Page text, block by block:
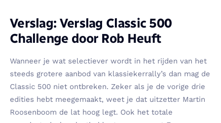
Verslag: Verslag Classic 500
Challenge door Rob Heuft
Wanneer je wat selectiever wordt in het rijden van het
steeds grotere aanbod van klassiekerrally’s dan mag de
Classic 500 niet ontbreken. Zeker als je de vorige drie
edities hebt meegemaakt, weet je dat uitzetter Martin
Roosenboom de lat hoog legt. Ook het totale